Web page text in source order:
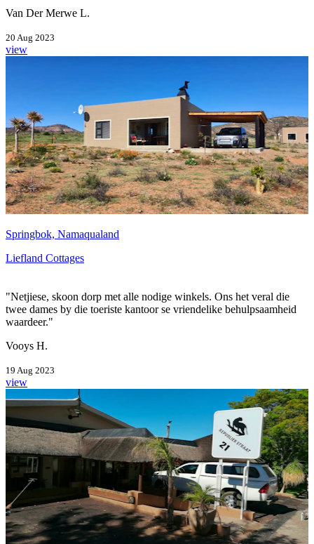
Van Der Merwe L.
20 Aug 2023
view
Springbok, Namaqualand
Liefland Cottages
"Netjiese, skoon dorp met alle nodige winkels. Ons het veral die
twee dames by die toeriste kantoor se vriendelike behulpsaamheid
waardeer."
Vooys H.
19 Aug 2023
view